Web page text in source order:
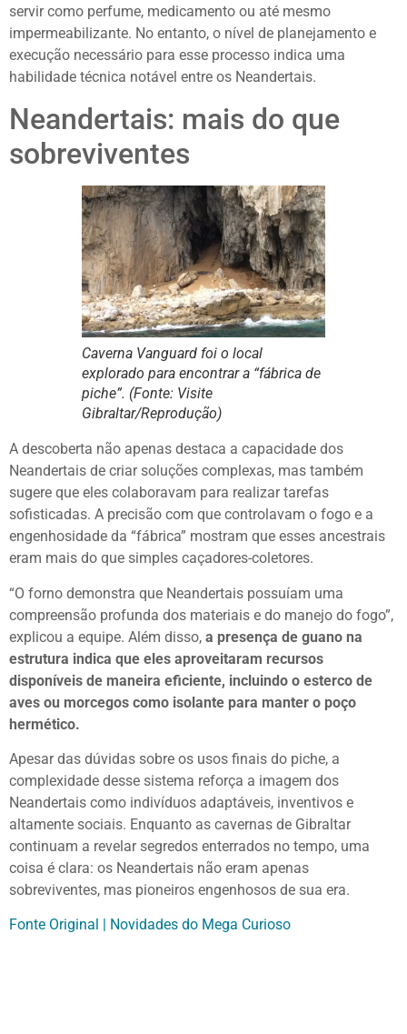
servir como perfume, medicamento ou até mesmo
impermeabilizante. No entanto, o nível de planejamento e
execução necessário para esse processo indica uma
habilidade técnica notável entre os Neandertais.
Neandertais: mais do que
sobreviventes
Caverna Vanguard foi o local
explorado para encontrar a “fábrica de
piche”. (Fonte: Visite
Gibraltar/Reprodução)
A descoberta não apenas destaca a capacidade dos
Neandertais de criar soluções complexas, mas também
sugere que eles colaboravam para realizar tarefas
sofisticadas. A precisão com que controlavam o fogo e a
engenhosidade da “fábrica” mostram que esses ancestrais
eram mais do que simples caçadores-coletores.
“O forno demonstra que Neandertais possuíam uma
compreensão profunda dos materiais e do manejo do fogo”,
explicou a equipe. Além disso, a presença de guano na
estrutura indica que eles aproveitaram recursos
disponíveis de maneira eficiente, incluindo o esterco de
aves ou morcegos como isolante para manter o poço
hermético.
Apesar das dúvidas sobre os usos finais do piche, a
complexidade desse sistema reforça a imagem dos
Neandertais como indivíduos adaptáveis, inventivos e
altamente sociais. Enquanto as cavernas de Gibraltar
continuam a revelar segredos enterrados no tempo, uma
coisa é clara: os Neandertais não eram apenas
sobreviventes, mas pioneiros engenhosos de sua era.
Fonte Original | Novidades do Mega Curioso